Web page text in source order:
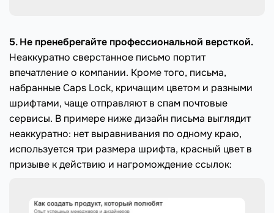
5. Не пренебрегайте профессиональной версткой.
Неаккуратно сверстанное письмо портит
впечатление о компании. Кроме того, письма,
набранные Caps Lock, кричащим цветом и разными
шрифтами, чаще отправляют в спам почтовые
сервисы. В примере ниже дизайн письма выглядит
неаккуратно: нет выравнивания по одному краю,
используется три размера шрифта, красный цвет в
призыве к действию и нагромождение ссылок: